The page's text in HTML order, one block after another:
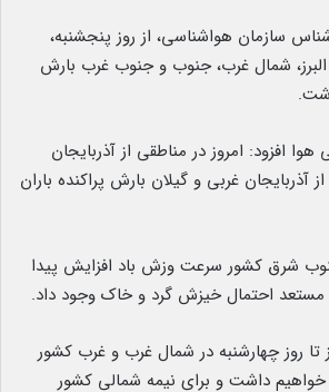
سازمان هواشناسی، از روز پنجشنبه،
البرز، شمال غرب، جنوب و جنوب غرب بارش
افزود: امروز در مناطقی از آذربایجان
آذربایجان غربی و گیلان بارش پراکنده باران
شرق کشور سرعت وزش باد افزایش پیدا
مستعد احتمال خیزش گرد و خاک وجود داد.
تا روز چهارشنبه در شمال غرب و غرب کشور
خواهیم داشت و برای نیمه شمالی کشور